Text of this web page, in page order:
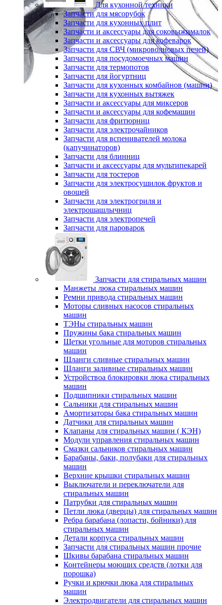
Для кухонной техники
Запчасти для мясорубок
Запчасти для кухонных плит
Запчасти и аксессуары для соковыжималок
Запчасти и аксессуары для кофеварок
Запчасти для СВЧ (микроволновых печей)
Запчасти для посудомоечных машин
Запчасти для термопотов
Запчасти для йогуртниц
Запчасти для кухонных комбайнов (машин)
Запчасти для кухонных вытяжек
Запчасти и аксессуары для миксеров
Запчасти и аксессуары для кофемашин
Запчасти для фритюрниц
Запчасти для электрочайников
Запчасти для вспенивателей молока
(капучинаторов)
Запчасти для блинниц
Запчасти и аксессуары для мультипекарей
Запчасти для тостеров
Запчасти для электросушилок фруктов и
овощей
Запчасти для электрогриля и
электрошашлычниц
Запчасти для электропечей
Запчасти для пароварок
Запчасти для стиральных машин
Манжеты люка стиральных машин
Ремни привода стиральных машин
Моторы сливных насосов стиральных
машин
ТЭНы стиральных машин
Пружины бака стиральных машин
Щетки угольные для моторов стиральных
машин
Шланги сливные стиральных машин
Шланги заливные стиральных машин
Устройствоа блокировки люка стиральных
машин
Подшипники стиральных машин
Сальники для стиральных машин
Амортизаторы бака стиральных машин
Датчики для стиральных машин
Клапаны для стиральных машин ( КЭН)
Модули управления стиральных машин
Смазки сальников стиральных машин
Барабаны, баки, полубаки для стиральных
машин
Верхние крышки стиральных машин
Выключатели и переключатели для
стиральных машин
Патрубки для стиральных машин
Петли люка (дверцы) для стиральных машин
Ребра барабана (лопасти, бойники) для
стиральных машин
Детали корпуса стиральных машин
Запчасти для стиральных машин прочие
Шкивы барабана стиральных машин
Контейнеры моющих средств (лотки для
порошка)
Ручки и крючки люка для стиральных
машин
Электродвигатели для стиральных машин